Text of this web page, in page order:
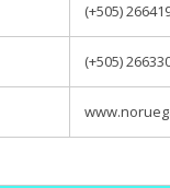
(+505)
(+505)